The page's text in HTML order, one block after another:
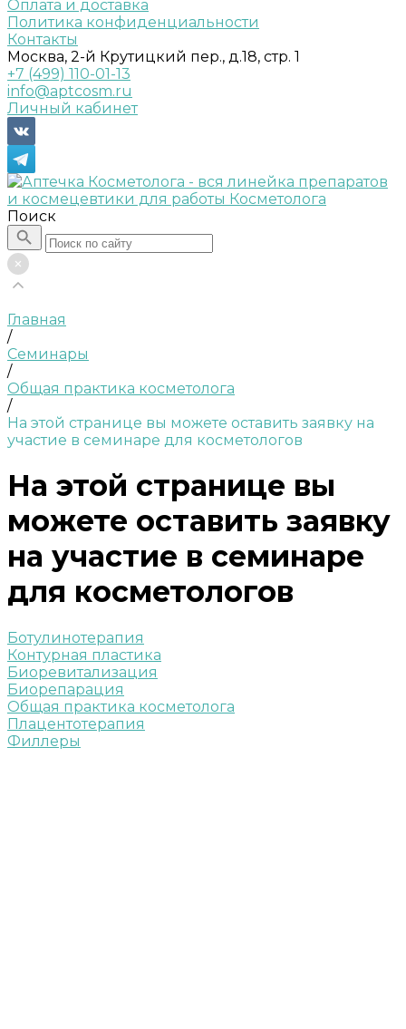
Оплата и доставка
Политика конфиденциальности
Контакты
Москва, 2-й Крутицкий пер., д.18, стр. 1
+7 (499) 110-01-13
info@aptcosm.ru
Личный кабинет
Поиск
Главная
/
Семинары
/
Общая практика косметолога
/
На этой странице вы можете оставить заявку на
участие в семинаре для косметологов
На этой странице вы
можете оставить заявку
на участие в семинаре
для косметологов
Ботулинотерапия
Контурная пластика
Биоревитализация
Биорепарация
Общая практика косметолога
Плацентотерапия
Филлеры